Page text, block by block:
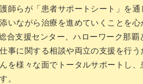
師らが「患者サポートシート」を
いながら治療を進めていくことを心
支援センター、ハローワーク那覇
事に関する相談や両立の支援を行
を様々な面でトータルサポートし
。